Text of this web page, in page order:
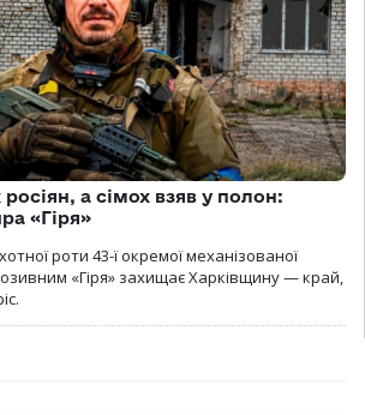
а сімох взяв у полон:
«Гіря»
роти 43-ї окремої механізованої
«Гіря» захищає Харківщину — край,